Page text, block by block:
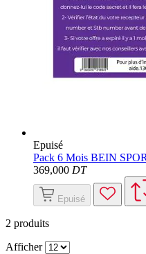
Epuisé
Pack 6 Mois BEIN
369,000 DT
Epuisé
2 produits
Afficher